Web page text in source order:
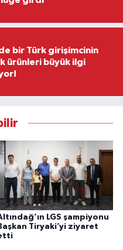
bir Türk girişimcinin
ürünleri büyük ilgi
LGS şampiyonu
Tiryaki’yi ziyaret